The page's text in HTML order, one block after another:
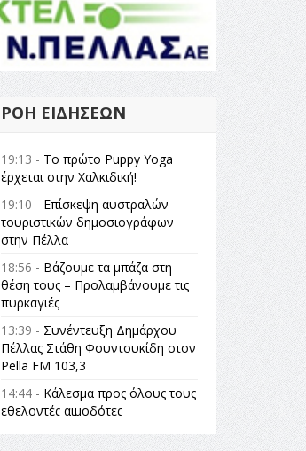
ΡΟΉ ΕΙΔΉΣΕΩΝ
19:13 - Το πρώτο Puppy Yoga
έρχεται στην Χαλκιδική!
19:10 - Επίσκεψη αυστραλών
τουριστικών δημοσιογράφων
στην Πέλλα
18:56 - Βάζουμε τα μπάζα στη
θέση τους – Προλαμβάνουμε τις
πυρκαγιές
13:39 - Συνέντευξη Δημάρχου
Πέλλας Στάθη Φουντουκίδη στον
Pella FM 103,3
14:44 - Κάλεσμα προς όλους τους
εθελοντές αιμοδότες
14:23 -Όλη η Ελλάδα ένας